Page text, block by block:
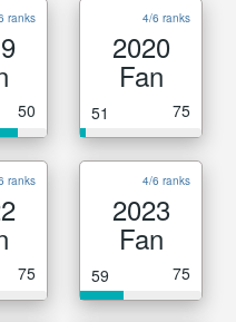
ranks
50
4/6 ranks
2020
Fan
51 75
ranks
75
4/6 ranks
2023
Fan
59 75